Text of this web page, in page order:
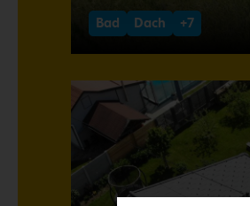
Bad Dach +7